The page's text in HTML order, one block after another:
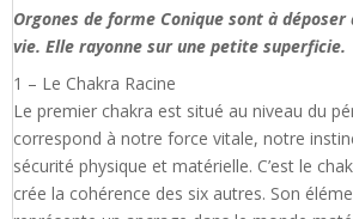
Orgones de forme Conique sont à
vie. Elle rayonne sur une petite superficie.
1 – Le Chakra Racine
Le premier chakra est situé au niveau du
correspond à notre force vitale, notre
sécurité physique et matérielle. C’est le
crée la cohérence des six autres. Son